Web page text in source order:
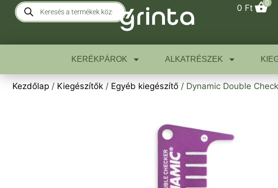
0 Ft
0
KERÉKPÁROK ALKATRÉSZEK
Kezdőlap / Kiegészítők / Egyéb kiegészítő / Dynamic Double